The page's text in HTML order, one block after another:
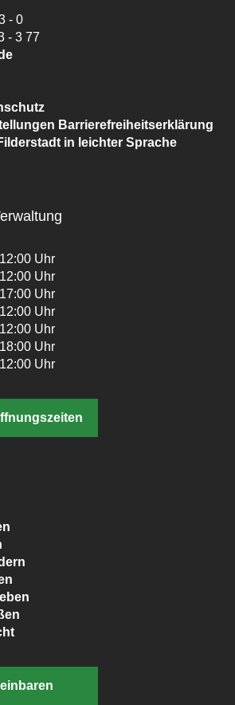
- 0
- 3 77
Barrierefreiheitserklärung
in leichter Sprache
Uhr
Uhr
Uhr
Uhr
Uhr
Uhr
Uhr